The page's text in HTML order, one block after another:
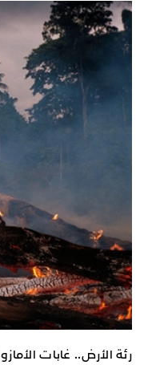
رئة الأرض.. غابات